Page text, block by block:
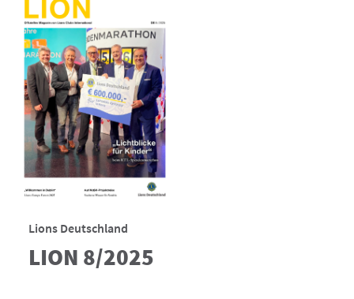
Lions Deutschland
LION 8/2025